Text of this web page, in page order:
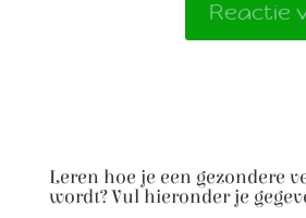
Leren hoe je een gezondere
wordt? Vul hieronder je